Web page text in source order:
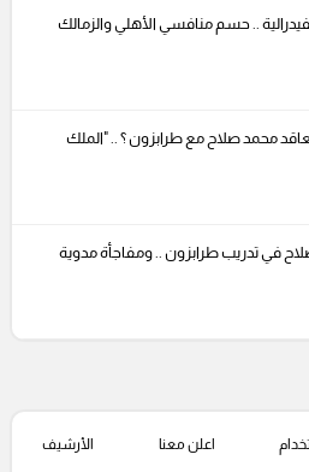
.. حسم منافسي الأهلي والزمالك
محمد صلاح مع طرابزون ؟ .. "الملك
في تدريب طرابزون .. ومفاجأة مدوية
اعلن معنا الأرشيف